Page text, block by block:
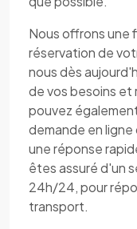
Nous offrons une
réservation de
nous dès
de vos besoins et
pouvez
demande en ligne
une réponse
êtes assuré d'un
24h/24, pour
transport.